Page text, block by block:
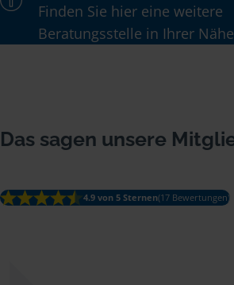
Finden Sie hier eine weitere
Beratungsstelle in Ihrer
Das sagen unsere
4.9 von 5 Sternen(17 Bewertungen)